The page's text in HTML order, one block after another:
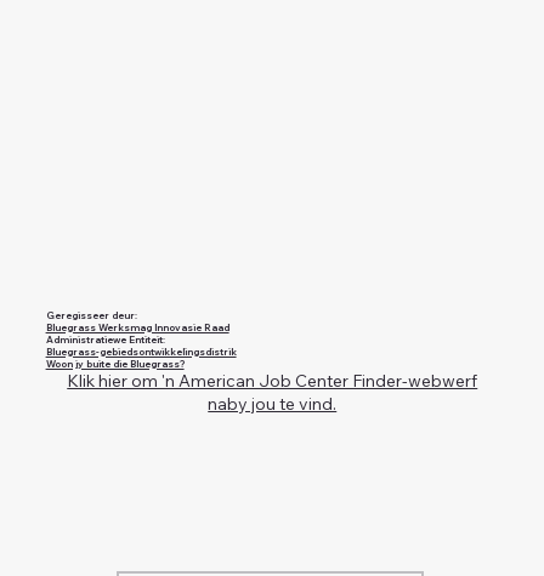
Geregisseer deur:
Bluegrass Werksmag Innovasie Raad
Administratiewe Entiteit:
Bluegrass-gebiedsontwikkelingsdistrik
Woon jy buite die Bluegrass?
Klik hier om 'n American Job Center Finder-webwerf
naby jou te vind.